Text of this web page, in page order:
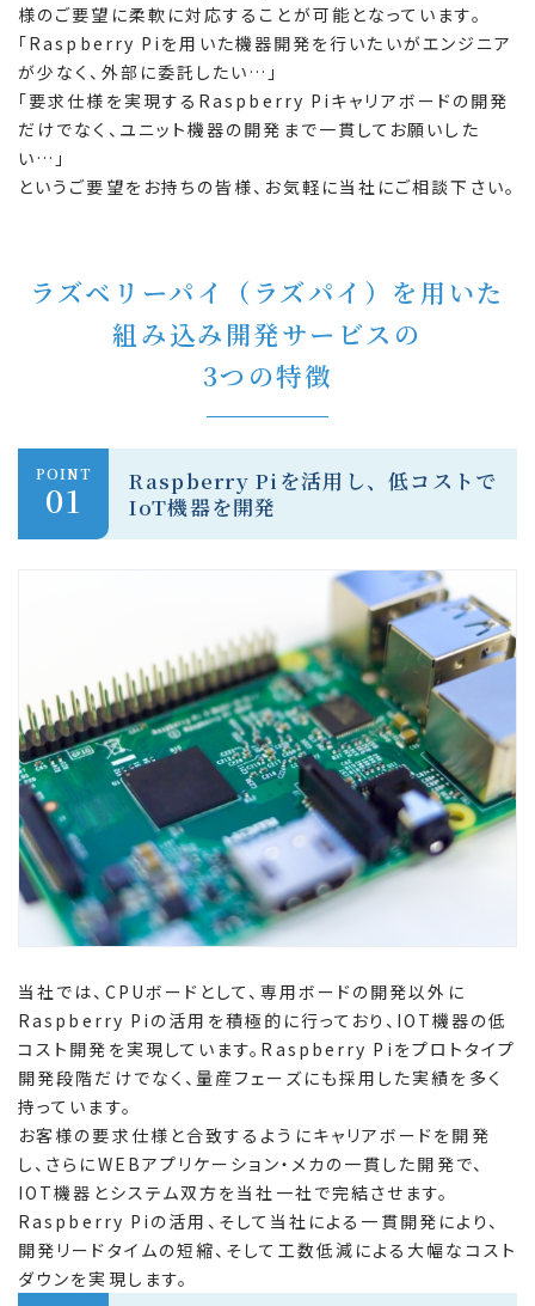
様のご要望に柔軟に対応することが可能となっています。
「Raspberry Piを用いた機器開発を行いたいがエンジニア
が少なく、外部に委託したい…」
「要求仕様を実現するRaspberry Piキャリアボードの開発
だけでなく、ユニット機器の開発まで一貫してお願いした
い…」
というご要望をお持ちの皆様、お気軽に当社にご相談下さい。
ラズベリーパイ（ラズパイ）を用いた
組み込み開発サービスの
3つの特徴
POINT
01
Raspberry Piを活用し、低コストで
IoT機器を開発
当社では、CPUボードとして、専用ボードの開発以外に
Raspberry Piの活用を積極的に行っており、IOT機器の低
コスト開発を実現しています。Raspberry Piをプロトタイプ
開発段階だけでなく、量産フェーズにも採用した実績を多く
持っています。
お客様の要求仕様と合致するようにキャリアボードを開発
し、さらにWEBアプリケーション・メカの一貫した開発で、
IOT機器とシステム双方を当社一社で完結させます。
Raspberry Piの活用、そして当社による一貫開発により、
開発リードタイムの短縮、そして工数低減による大幅なコスト
ダウンを実現します。